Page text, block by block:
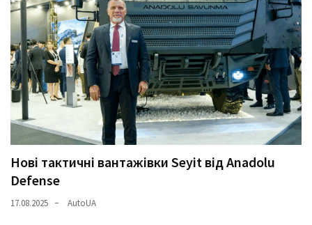
Нові тактичні вантажівки Seyit від Anadolu
Defense
17.08.2025 AutoUA